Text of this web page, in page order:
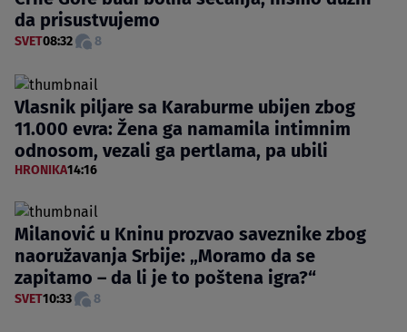
da prisustvujemo
SVET08:32 8
Vlasnik piljare sa Karaburme ubijen zbog
11.000 evra: Žena ga namamila intimnim
odnosom, vezali ga pertlama, pa ubili
HRONIKA14:16
Milanović u Kninu prozvao saveznike zbog
naoružavanja Srbije: „Moramo da se
zapitamo – da li je to poštena igra?“
SVET10:33 8